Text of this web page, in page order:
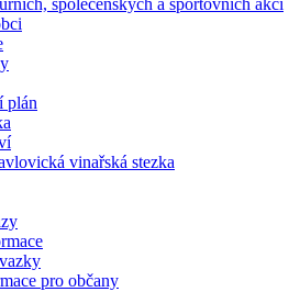
společenských a sportovních akcí
plán
vinařská stezka
pro občany